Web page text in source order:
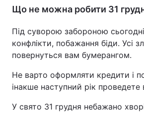
Що не можна робити 31
Під суворою забороною
конфлікти, побажання біди. Усі
повернуться вам бумерангом.
Не варто оформляти кредити і
інакше наступний рік проведете
У свято 31 грудня небажано